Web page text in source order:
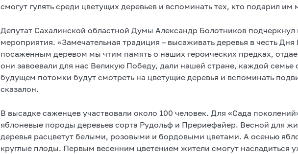
смогут гулять среди цветущих деревьев и вспоминать тех, кто подарил им
Депутат Сахалинской областной Думы Александр Болотников
мероприятия. «Замечательная традиция – высаживать деревья в честь
посаженным деревом мы чтим память о наших героических предках,
они завоевали для нас Великую Победу, дали нашей стране, каждой семье
будущем потомки будут смотреть на цветущие деревья и вспоминать
сказалон.
В высадке саженцев участвовали около 100 человек. Для «Сада
яблоневые породы деревьев сорта Рудольф и Прериефайер. Весной для
деревья расцветут белыми, розовыми и бордовыми цветами. А осенью
круглые плоды. Первым весенним цветением жители смогут насладиться